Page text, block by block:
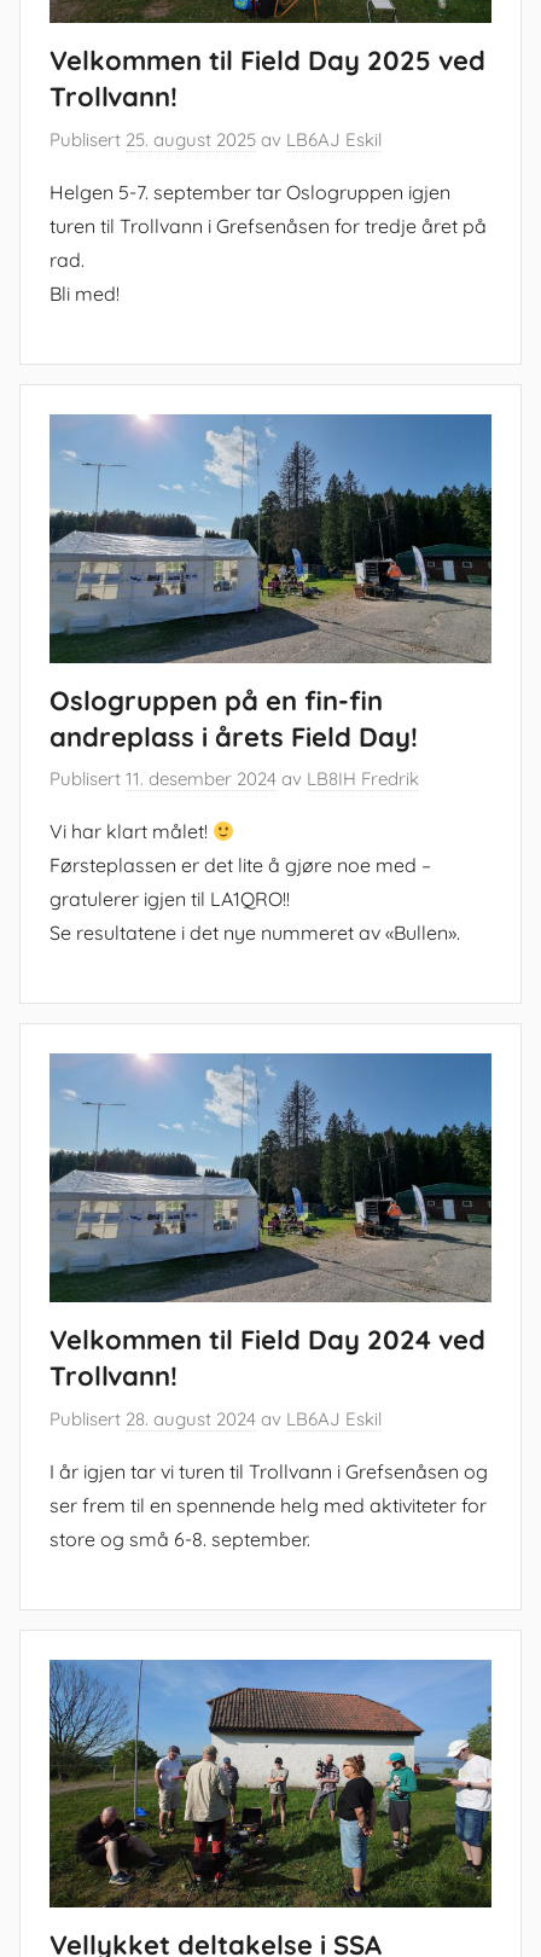
Velkommen til Field Day 2025 ved
Trollvann!
Publisert 25. august 2025 av LB6AJ Eskil
Helgen 5-7. september tar Oslogruppen igjen
turen til Trollvann i Grefsenåsen for tredje året på
rad.
Bli med!
Oslogruppen på en fin-fin
andreplass i årets Field Day!
Publisert 11. desember 2024 av LB8IH Fredrik
Vi har klart målet!
Førsteplassen er det lite å gjøre noe med –
gratulerer igjen til LA1QRO!!
Se resultatene i det nye nummeret av «Bullen».
Velkommen til Field Day 2024 ved
Trollvann!
Publisert 28. august 2024 av LB6AJ Eskil
I år igjen tar vi turen til Trollvann i Grefsenåsen og
ser frem til en spennende helg med aktiviteter for
store og små 6-8. september.
Vellykket deltakelse i SSA